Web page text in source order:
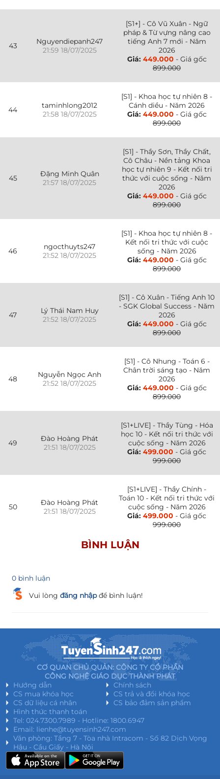
43
Nguyendiepanh247
21:59 18/07/2025
[S1+] - Cô Vũ Xuân - Ngữ
pháp & Từ vựng nâng cao
tiếng Anh 7 mới - Năm
2026
Giá: 449.000 - Giá gốc
899.000
44
taminhlong2012
21:58 18/07/2025
[S1] - Khoa học tự nhiên 8 -
Cánh diều - Năm 2026
Giá: 449.000 - Giá gốc
899.000
45
Đặng Minh Quân
21:57 18/07/2025
[S1] - Thầy Sơn, Thầy Chất,
Cô Châu - Nền tảng Khoa
học tự nhiên 9 - Kết nối tri
thức với cuộc sống - Năm
2026
Giá: 449.000 - Giá gốc
899.000
46
ngocthuyts247
21:52 18/07/2025
[S1] - Khoa học tự nhiên 8 -
Kết nối tri thức với cuộc
sống - Năm 2026
Giá: 449.000 - Giá gốc
899.000
47
Lý Thái Nam Huy
21:52 18/07/2025
[S1] - Cô Xuân - Tiếng Anh 10
- SGK Global Success - Năm
2026
Giá: 449.000 - Giá gốc
899.000
48
Nguyễn Ngọc Anh
21:52 18/07/2025
[S1] - Cô Nhung - Toán 6 -
Chân trời sáng tạo - Năm
2026
Giá: 449.000 - Giá gốc
899.000
49
Đào Hoàng Phát
21:51 18/07/2025
[S1+LIVE] - Thầy Tùng - Hóa
học 10 - Kết nối tri thức với
cuộc sống - Năm 2026
Giá: 499.000 - Giá gốc
999.000
50
Đào Hoàng Phát
21:51 18/07/2025
[S1+LIVE] - Thầy Chính -
Toán 10 - Kết nối tri thức với
cuộc sống - Năm 2026
Giá: 499.000 - Giá gốc
999.000
BÌNH LUẬN
0 bình luận
Vui lòng đăng nhậpđể bình luận!
CƠ QUAN CHỦ QUẢN: CÔNG TY CỔ PHẦN
CÔNG NGHỆ GIÁO DỤC THÀNH PHÁT
Hướng dẫn
Chính sách
CS mua khóa học
CS trả và đổi khóa học
CS dữ liệu cá nhân
CS bảo đảm sản phẩm
Hình thức thanh toán
Tel: 024.7300.7989 - Hotline: 1800.6947
Email: lienhe@tuyensinh247.com
Văn phòng: Tầng 7 - Tòa nhà Intracom - Số 82 Dịch Vọng
Hậu - Cầu Giấy - Hà Nội